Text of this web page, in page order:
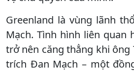
Greenland là vùng lãnh
Mạch. Tình hình liên quan
trở nên căng thẳng khi ông
trích Đan Mạch – một